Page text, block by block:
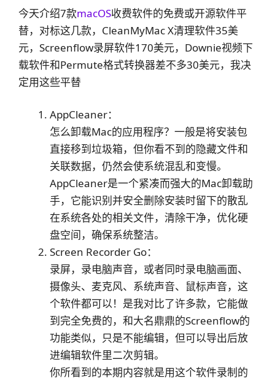
今天介绍7款macOS收费软件的免费或开源软件平
替，对标这几款，CleanMyMac X清理软件35美
元，Screenflow录屏软件170美元，Downie视频下
载软件和Permute格式转换器差不多30美元，我决
定用这些平替
AppCleaner：
怎么卸载Mac的应用程序？一般是将安装包
直接移到垃圾箱，但你看不到的隐藏文件和
关联数据，仍然会使系统混乱和变慢。
AppCleaner是一个紧凑而强大的Mac卸载助
手，它能识别并安全删除安装时留下的散乱
在系统各处的相关文件，清除干净，优化硬
盘空间，确保系统整洁。
Screen Recorder Go：
录屏，录电脑声音，或者同时录电脑画面、
摄像头、麦克风、系统声音、鼠标声音，这
个软件都可以！是我对比了许多款，它能做
到完全免费的，和大名鼎鼎的Screenflow的
功能类似，只是不能编辑，但可以导出后放
进编辑软件里二次剪辑。
你所看到的本期内容就是用这个软件录制的